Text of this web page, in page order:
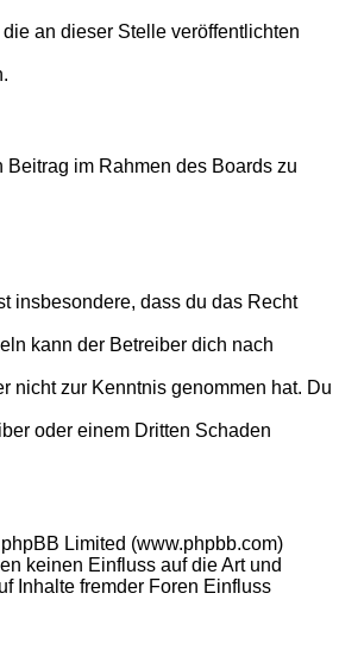
an dieser Stelle veröffentlichten
im Rahmen des Boards zu
insbesondere, dass du das Recht
kann der Betreiber dich nach
nicht zur Kenntnis genommen hat. Du
oder einem Dritten Schaden
Limited (www.phpbb.com)
keinen Einfluss auf die Art und
Inhalte fremder Foren Einfluss